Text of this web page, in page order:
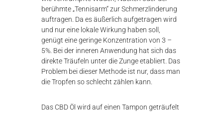
berühmte „Tennisarm“ zur Schmerzlinderung
auftragen. Da es äußerlich aufgetragen wird
und nur eine lokale Wirkung haben soll,
genügt eine geringe Konzentration von 3 –
5%. Bei der inneren Anwendung hat sich das
direkte Träufeln unter die Zunge etabliert. Das
Problem bei dieser Methode ist nur, dass man
die Tropfen so schlecht zählen kann.
Das CBD Öl wird auf einen Tampon geträufelt